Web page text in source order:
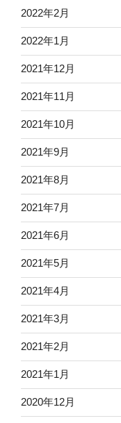
2022年2月
2022年1月
2021年12月
2021年11月
2021年10月
2021年9月
2021年8月
2021年7月
2021年6月
2021年5月
2021年4月
2021年3月
2021年2月
2021年1月
2020年12月